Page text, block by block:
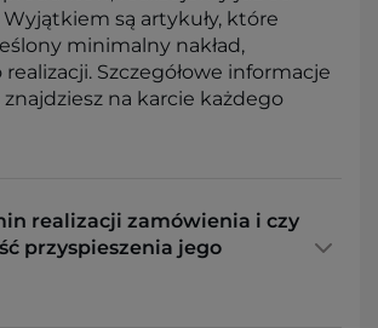
są artykuły, które
minimalny nakład,
Szczegółowe informacje
na karcie każdego
realizacji zamówienia i czy
przyspieszenia jego